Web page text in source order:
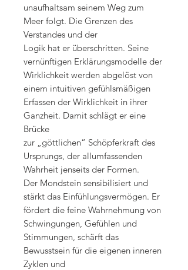
unaufhaltsam seinem Weg zum
Meer folgt. Die Grenzen des
Verstandes und der
Logik hat er überschritten. Seine
vernünftigen Erklärungsmodelle der
Wirklichkeit werden abgelöst von
einem intuitiven gefühlsmäßigen
Erfassen der Wirklichkeit in ihrer
Ganzheit. Damit schlägt er eine
Brücke
zur „göttlichen“ Schöpferkraft des
Ursprungs, der allumfassenden
Wahrheit jenseits der Formen.
Der Mondstein sensibilisiert und
stärkt das Einfühlungsvermögen. Er
fördert die feine Wahrnehmung von
Schwingungen, Gefühlen und
Stimmungen, schärft das
Bewusstsein für die eigenen inneren
Zyklen und